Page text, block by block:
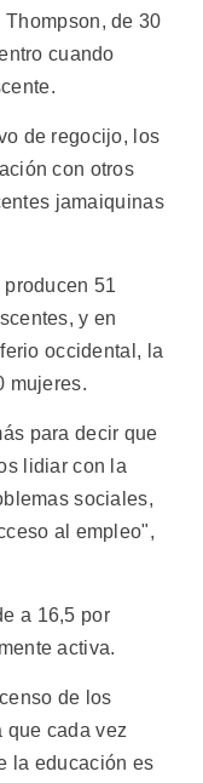
de 30
cuando
de regocijo, los
con otros
jamaiquinas
51
y en
occidental, la
mujeres.
para decir que
lidiar con la
sociales,
al empleo",
a 16,5 por
activa.
de los
que cada vez
la educación es